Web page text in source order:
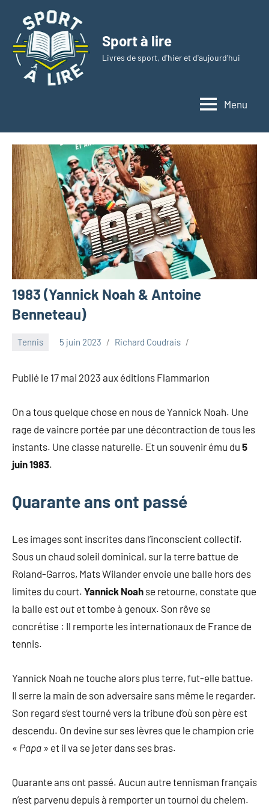
contenu
Sport à lire
Livres de sport, d'hier et d'aujourd'hui
Menu
1983 (Yannick Noah & Antoine
Benneteau)
Tennis 5 juin 2023 Richard Coudrais
Publié le 17 mai 2023 aux éditions Flammarion
On a tous quelque chose en nous de Yannick Noah. Une
rage de vaincre portée par une décontraction de tous les
instants. Une classe naturelle. Et un souvenir ému du 5
juin 1983.
Quarante ans ont passé
Les images sont inscrites dans l’inconscient collectif.
Sous un chaud soleil dominical, sur la terre battue de
Roland-Garros, Mats Wilander envoie une balle hors des
limites du court. Yannick Noah se retourne, constate que
la balle est out et tombe à genoux. Son rêve se
concrétise : Il remporte les internationaux de France de
tennis.
Yannick Noah ne touche alors plus terre, fut-elle battue.
Il serre la main de son adversaire sans même le regarder.
Son regard s’est tourné vers la tribune d’où son père est
descendu. On devine sur ses lèvres que le champion crie
« Papa » et il va se jeter dans ses bras.
Quarante ans ont passé. Aucun autre tennisman français
n’est parvenu depuis à remporter un tournoi du chelem.